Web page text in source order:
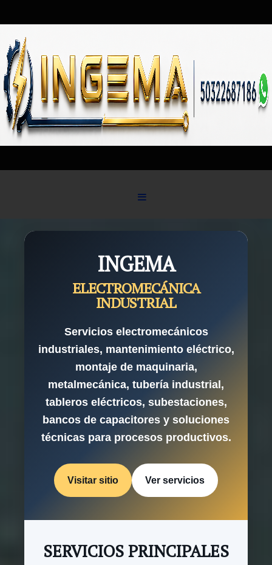
INGEMA
ELECTROMECÁNICA
INDUSTRIAL
Servicios electromecánicos
industriales, mantenimiento eléctrico,
montaje de maquinaria,
metalmecánica, tubería industrial,
tableros eléctricos, subestaciones,
bancos de capacitores y soluciones
técnicas para procesos productivos.
Visitar sitio Ver servicios
SERVICIOS PRINCIPALES